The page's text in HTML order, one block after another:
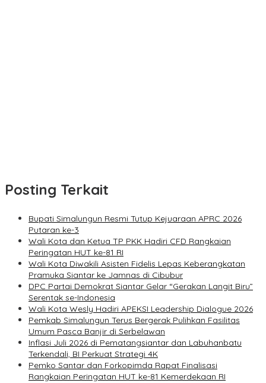
Posting Terkait
Bupati Simalungun Resmi Tutup Kejuaraan APRC 2026
Putaran ke-3
Wali Kota dan Ketua TP PKK Hadiri CFD Rangkaian
Peringatan HUT ke-81 RI
Wali Kota Diwakili Asisten Fidelis Lepas Keberangkatan
Pramuka Siantar ke Jamnas di Cibubur
DPC Partai Demokrat Siantar Gelar “Gerakan Langit Biru”
Serentak se-Indonesia
Wali Kota Wesly Hadiri APEKSI Leadership Dialogue 2026
Pemkab Simalungun Terus Bergerak Pulihkan Fasilitas
Umum Pasca Banjir di Serbelawan
Inflasi Juli 2026 di Pematangsiantar dan Labuhanbatu
Terkendali, BI Perkuat Strategi 4K
Pemko Santar dan Forkopimda Rapat Finalisasi
Rangkaian Peringatan HUT ke-81 Kemerdekaan RI